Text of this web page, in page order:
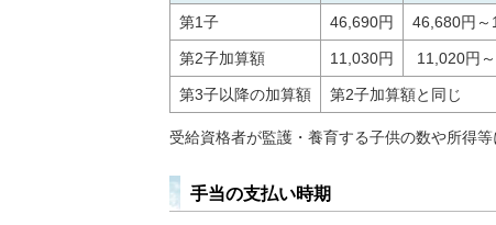
第1子 46,690円 46,680円～
第2子加算額 11,030円 11,020円
第3子以降の加算額 第2子加算額と同じ
受給資格者が監護・養育する子供の数や所得等
手当の支払い時期